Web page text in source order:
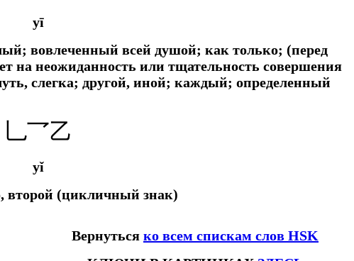
yī
вовлеченный всей душой; как только; (перед
на неожиданность или тщательность совершения
слегка; другой, иной; каждый; определенный
乚乛乙
yǐ
второй (цикличный знак)
Вернуться ко всем спискам слов HSK